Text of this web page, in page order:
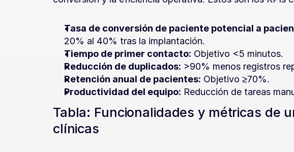
Tasa de conversión de paciente potencial a
20% al 40% tras la implantación.
Tiempo de primer contacto: Objetivo <5 minutos.
Reducción de duplicados: >90% menos registros
Retención anual de pacientes: Objetivo ≥70%.
Productividad del equipo: Reducción de tareas
Tabla: Funcionalidades y métricas de
clínicas